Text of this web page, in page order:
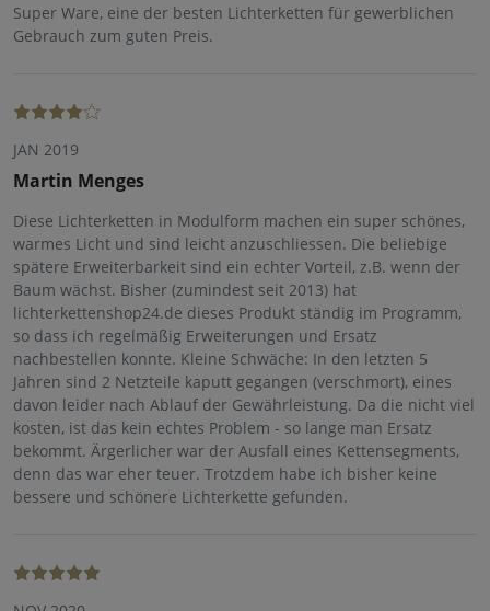
Super Ware, eine der besten Lichterketten für gewerblichen
Gebrauch zum guten Preis.
JAN 2019
Martin Menges
Diese Lichterketten in Modulform machen ein super schönes,
warmes Licht und sind leicht anzuschliessen. Die beliebige
spätere Erweiterbarkeit sind ein echter Vorteil, z.B. wenn der
Baum wächst. Bisher (zumindest seit 2013) hat
lichterkettenshop24.de dieses Produkt ständig im Programm,
so dass ich regelmäßig Erweiterungen und Ersatz
nachbestellen konnte. Kleine Schwäche: In den letzten 5
Jahren sind 2 Netzteile kaputt gegangen (verschmort), eines
davon leider nach Ablauf der Gewährleistung. Da die nicht viel
kosten, ist das kein echtes Problem - so lange man Ersatz
bekommt. Ärgerlicher war der Ausfall eines Kettensegments,
denn das war eher teuer. Trotzdem habe ich bisher keine
bessere und schönere Lichterkette gefunden.